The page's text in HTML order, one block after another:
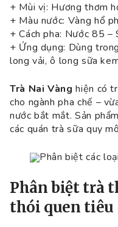
+ Mùi vị: Hương thơm
+ Màu nước: Vàng hổ
+ Cách pha: Nước 85
+ Ứng dụng: Dùng
long vải, ô long sữa
Trà Nai Vàng hiện có
cho ngành pha chế –
nước bắt mắt. Sản
các quán trà sữa quy
Phân biệt các
Phân biệt trà
thói quen tiêu